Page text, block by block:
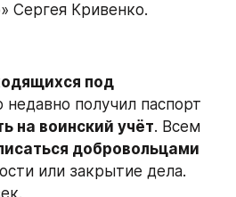
Сергея Кривенко.
под
получил паспорт
на воинский учёт. Всем
добровольцами
или закрытие дела.